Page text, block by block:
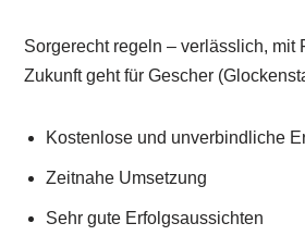
Sorgerecht regeln – verlässlich, mit
Zukunft geht für Gescher
Kostenlose und unverbindliche
Zeitnahe Umsetzung
Sehr gute Erfolgsaussichten